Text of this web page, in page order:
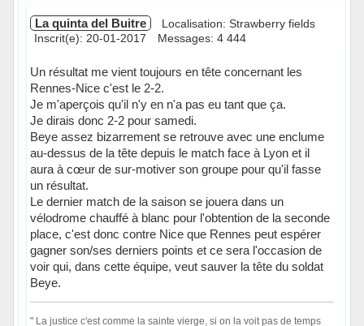
La quinta del Buitre
Localisation: Strawberry fields
Inscrit(e): 20-01-2017
Messages: 4 444
Un résultat me vient toujours en tête concernant les
Rennes-Nice c'est le 2-2.
Je m'aperçois qu'il n'y en n'a pas eu tant que ça.
Je dirais donc 2-2 pour samedi.
Beye assez bizarrement se retrouve avec une enclume
au-dessus de la tête depuis le match face à Lyon et il
aura à cœur de sur-motiver son groupe pour qu'il fasse
un résultat.
Le dernier match de la saison se jouera dans un
vélodrome chauffé à blanc pour l'obtention de la seconde
place, c'est donc contre Nice que Rennes peut espérer
gagner son/ses derniers points et ce sera l'occasion de
voir qui, dans cette équipe, veut sauver la tête du soldat
Beye.
" La justice c'est comme la sainte vierge, si on la voit pas de temps